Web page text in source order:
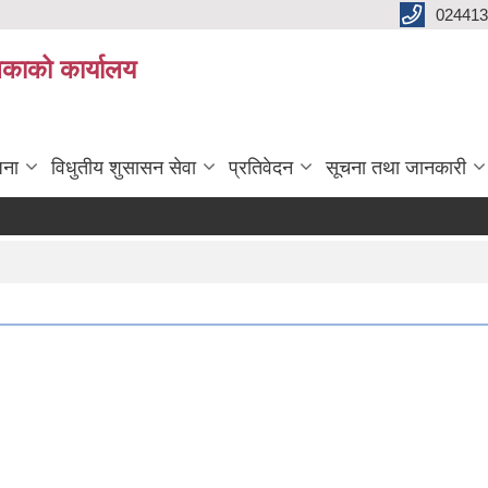
कार्यालय
विधुतीय शुसासन सेवा प्रतिवेदन सूचना तथा जानकारी